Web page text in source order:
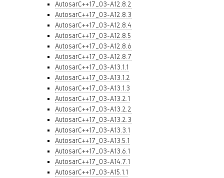
AutosarC++17_03-A12.8.2
AutosarC++17_03-A12.8.3
AutosarC++17_03-A12.8.4
AutosarC++17_03-A12.8.5
AutosarC++17_03-A12.8.6
AutosarC++17_03-A12.8.7
AutosarC++17_03-A13.1.1
AutosarC++17_03-A13.1.2
AutosarC++17_03-A13.1.3
AutosarC++17_03-A13.2.1
AutosarC++17_03-A13.2.2
AutosarC++17_03-A13.2.3
AutosarC++17_03-A13.3.1
AutosarC++17_03-A13.5.1
AutosarC++17_03-A13.6.1
AutosarC++17_03-A14.7.1
AutosarC++17_03-A15.1.1